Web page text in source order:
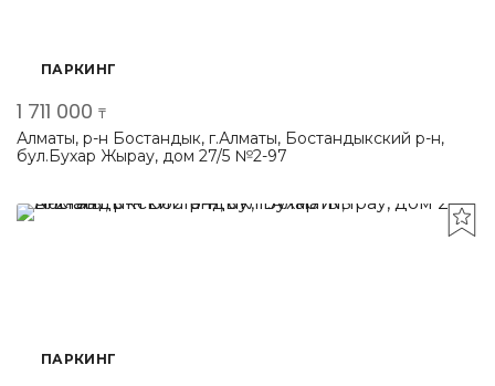
ПАРКИНГ
1 711 000 ₸
Алматы, р-н Бостандык, г.Алматы, Бостандыкский р-н,
бул.Бухар Жырау, дом 27/5 №2-97
ПАРКИНГ